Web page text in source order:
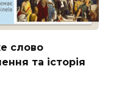
слово
та історія